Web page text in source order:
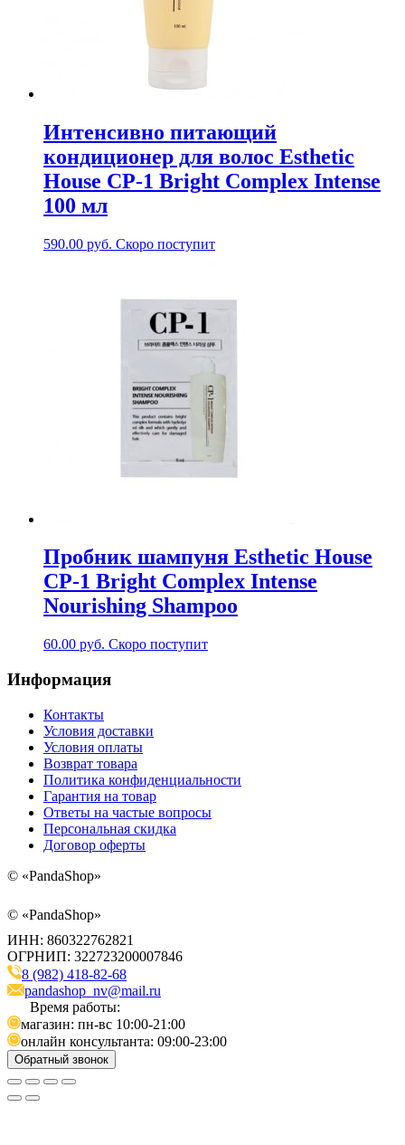
Интенсивно питающий
кондиционер для волос Esthetic
House CP-1 Bright Complex Intense
100 мл
590.00 руб. Скоро поступит
Пробник шампуня Esthetic House
CP-1 Bright Complex Intense
Nourishing Shampoo
60.00 руб. Скоро поступит
Информация
Контакты
Условия доставки
Условия оплаты
Возврат товара
Политика конфиденциальности
Гарантия на товар
Ответы на частые вопросы
Персональная скидка
Договор оферты
© «PandaShop»
© «PandaShop»
ИНН: 860322762821
ОГРНИП: 322723200007846
8 (982) 418-82-68
pandashop_nv@mail.ru
Время работы:
магазин: пн-вс 10:00-21:00
онлайн консультанта: 09:00-23:00
Обратный звонок